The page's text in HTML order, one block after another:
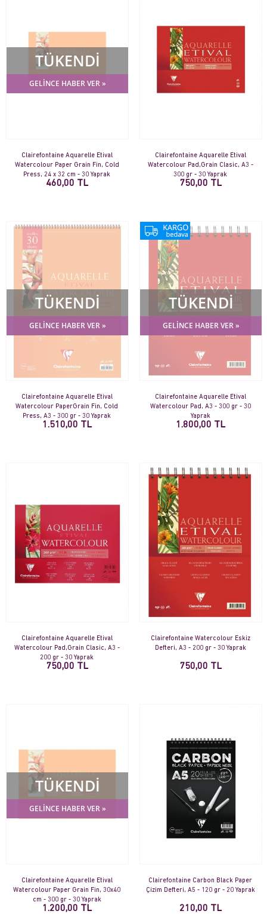
TÜKENDİ
GELİNCE HABER VER »
Clairefontaine Aquarelle Etival
Watercolour Paper Grain Fin, Cold
Press, 24 x 32 cm - 30 Yaprak
460,00 TL
Clairefontaine Aquarelle Etival
Watercolour Pad,Grain Clasic, A3 -
300 gr - 30 Yaprak
750,00 TL
TÜKENDİ
GELİNCE HABER VER »
Clairefontaine Aquarelle Etival
Watercolour PaperGrain Fin, Cold
Press, A3 - 300 gr - 30 Yaprak
1.510,00 TL
TÜKENDİ
GELİNCE HABER VER »
Clairefontaine Aquarelle Etival
Watercolour Pad, A3 - 300 gr - 30
Yaprak
1.800,00 TL
Clairefontaine Aquarelle Etival
Watercolour Pad,Grain Clasic, A3 -
200 gr - 30 Yaprak
750,00 TL
Clairefontaine Watercolour Eskiz
Defteri, A3 - 200 gr - 30 Yaprak
750,00 TL
TÜKENDİ
GELİNCE HABER VER »
Clairefontaine Aquarelle Etival
Watercolour Paper Grain Fin, 30x40
cm - 300 gr - 30 Yaprak
1.200,00 TL
Clairefontaine Carbon Black Paper
Çizim Defteri, A5 - 120 gr - 20 Yaprak
210,00 TL